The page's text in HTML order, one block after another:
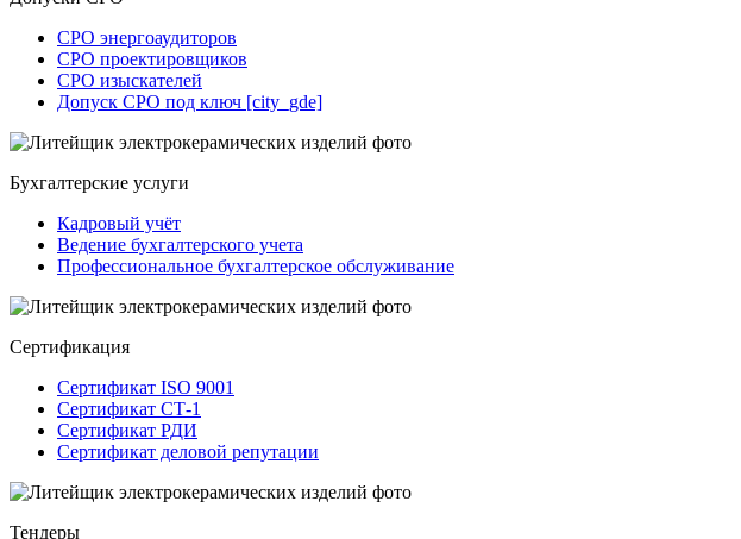
СРО энергоаудиторов
СРО проектировщиков
СРО изыскателей
Допуск СРО под ключ [city_gde]
Бухгалтерские услуги
Кадровый учёт
Ведение бухгалтерского учета
Профессиональное бухгалтерское обслуживание
Сертификация
Сертификат ISO 9001
Сертификат СТ-1
Сертификат РДИ
Сертификат деловой репутации
Тендеры